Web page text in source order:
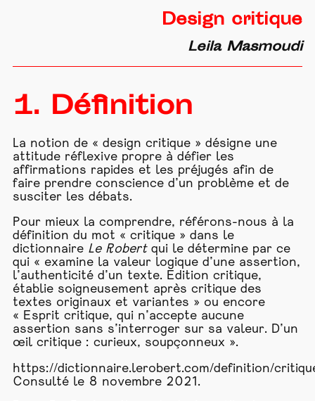
1. Définition
La notion de « design critique » désigne une
attitude réflexive propre à défier les
affirmations rapides et les préjugés afin de
faire prendre conscience d’un problème et de
susciter les débats.
Pour mieux la comprendre, référons-nous à la
définition du mot « critique » dans le
dictionnaire Le Robertqui le détermine par ce
qui « examine la valeur logique d’une assertion,
l’authenticité d’un texte. Edition critique,
établie soigneusement après critique des
textes originaux et variantes » ou encore
« Esprit critique, qui n’accepte aucune
assertion sans s’interroger sur sa valeur. D’un
œil critique : curieux, soupçonneux ».
https://dictionnaire.lerobert.com/definition/
Consulté le 8 novembre 2021.
Design critique
Leila Masmoudi